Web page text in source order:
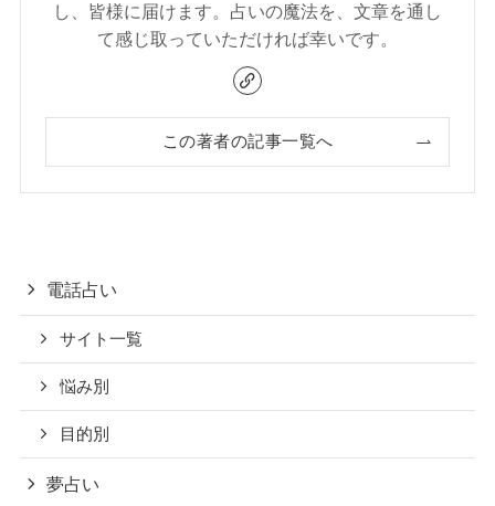
し、皆様に届けます。占いの魔法を、文章を通し
て感じ取っていただければ幸いです。
この著者の記事一覧へ
電話占い
サイト一覧
悩み別
目的別
夢占い